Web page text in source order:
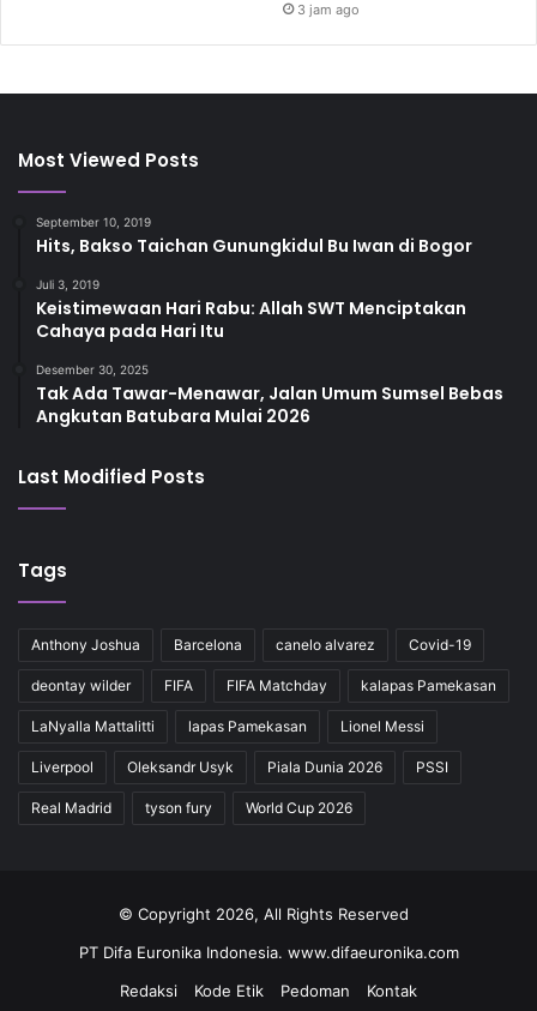
3 jam ago
Most Viewed Posts
September 10, 2019
Hits, Bakso Taichan Gunungkidul Bu Iwan di Bogor
Juli 3, 2019
Keistimewaan Hari Rabu: Allah SWT Menciptakan
Cahaya pada Hari Itu
Desember 30, 2025
Tak Ada Tawar-Menawar, Jalan Umum Sumsel Bebas
Angkutan Batubara Mulai 2026
Last Modified Posts
Tags
Anthony Joshua Barcelona canelo alvarez Covid-19
deontay wilder FIFA FIFA Matchday kalapas Pamekasan
LaNyalla Mattalitti lapas Pamekasan Lionel Messi
Liverpool Oleksandr Usyk Piala Dunia 2026 PSSI
Real Madrid tyson fury World Cup 2026
© Copyright 2026, All Rights Reserved
PT Difa Euronika Indonesia. www.difaeuronika.com
Redaksi
Kode Etik Pedoman Kontak